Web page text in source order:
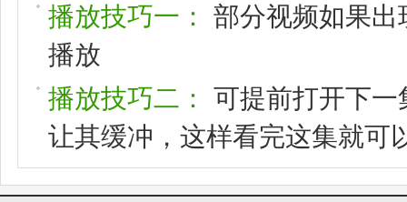
播放技巧一：
部分视频如果
播放
播放技巧二：
可提前打开下
让其缓冲，这样看完这集就可